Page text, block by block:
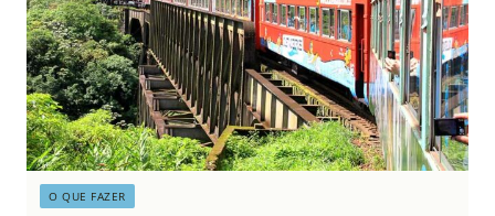
O QUE FAZER